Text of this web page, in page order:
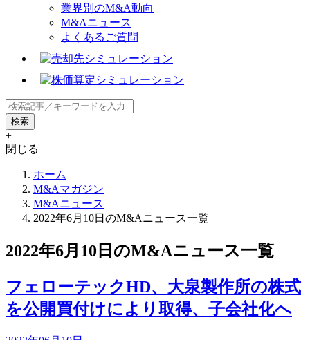
業界別のM&A動向
M&Aニュース
よくあるご質問
+
閉じる
ホーム
M&Aマガジン
M&Aニュース
2022年6月10日のM&Aニュース一覧
2022年6月10日のM&Aニュース一覧
フェローテックHD、大泉製作所の株式
を公開買付けにより取得、子会社化へ